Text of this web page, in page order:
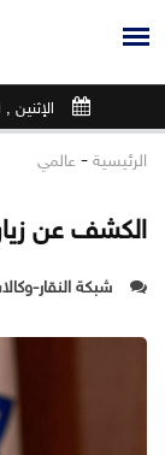
الإثنين ,
الرئيسية - عالمي
الكشف عن
شبكة النقار-